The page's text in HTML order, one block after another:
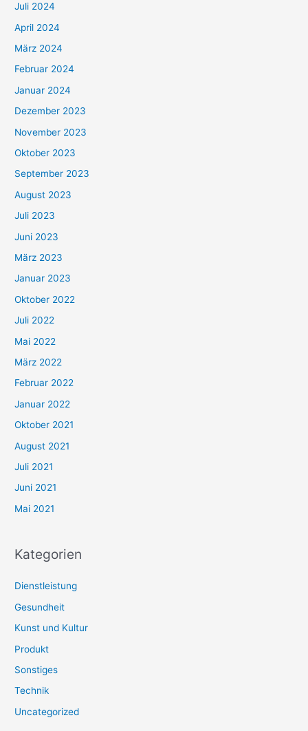
Juli 2024
April 2024
März 2024
Februar 2024
Januar 2024
Dezember 2023
November 2023
Oktober 2023
September 2023
August 2023
Juli 2023
Juni 2023
März 2023
Januar 2023
Oktober 2022
Juli 2022
Mai 2022
März 2022
Februar 2022
Januar 2022
Oktober 2021
August 2021
Juli 2021
Juni 2021
Mai 2021
Kategorien
Dienstleistung
Gesundheit
Kunst und Kultur
Produkt
Sonstiges
Technik
Uncategorized